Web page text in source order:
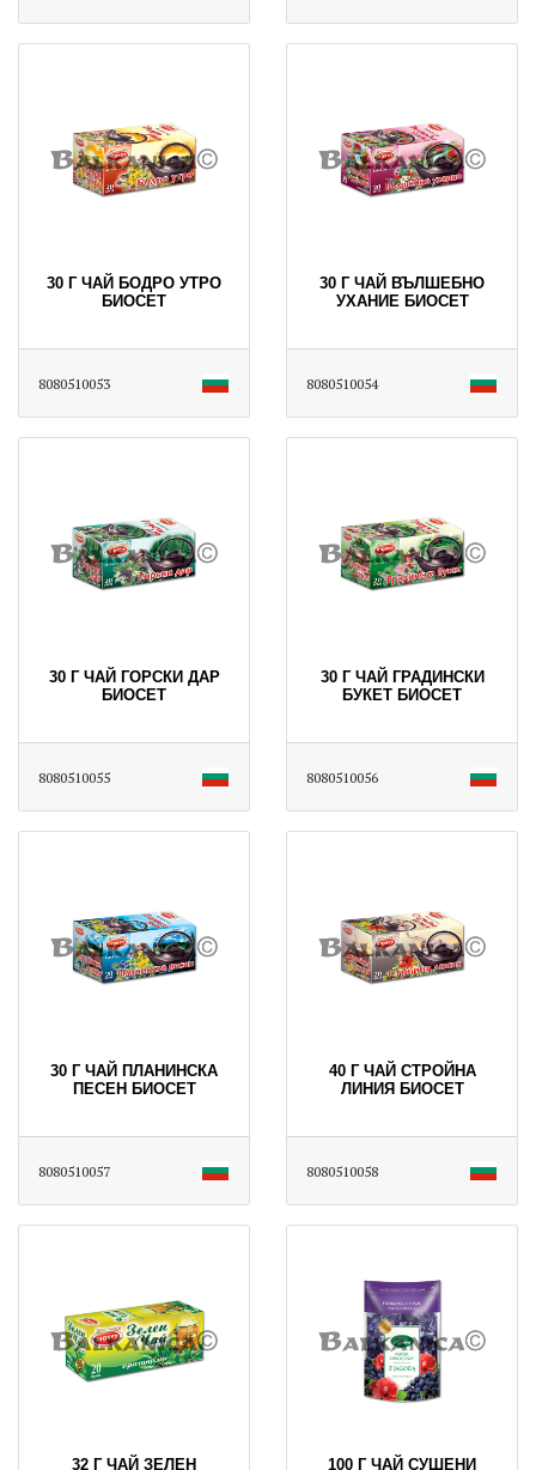
30 Г ЧАЙ БОДРО УТРО
БИОСЕТ
8080510053
30 Г ЧАЙ ВЪЛШЕБНО
УХАНИЕ БИОСЕТ
8080510054
30 Г ЧАЙ ГОРСКИ ДАР
БИОСЕТ
8080510055
30 Г ЧАЙ ГРАДИНСКИ
БУКЕТ БИОСЕТ
8080510056
30 Г ЧАЙ ПЛАНИНСКА
ПЕСЕН БИОСЕТ
8080510057
40 Г ЧАЙ СТРОЙНА
ЛИНИЯ БИОСЕТ
8080510058
32 Г ЧАЙ ЗЕЛЕН 100 Г ЧАЙ СУШЕНИ